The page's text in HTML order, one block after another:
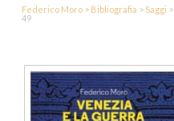
Federico Moro > Bibliografia > Saggi >
49